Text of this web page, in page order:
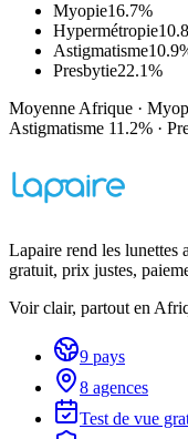
Myopie16.7%
Hypermétropie
Astigmatisme
Presbytie22.1%
Moyenne Afrique ·
Astigmatisme 11.2% ·
Lapaire rend les lunettes
gratuit, prix justes,
Voir clair, partout en
9 pays
8 agences
Test de vue